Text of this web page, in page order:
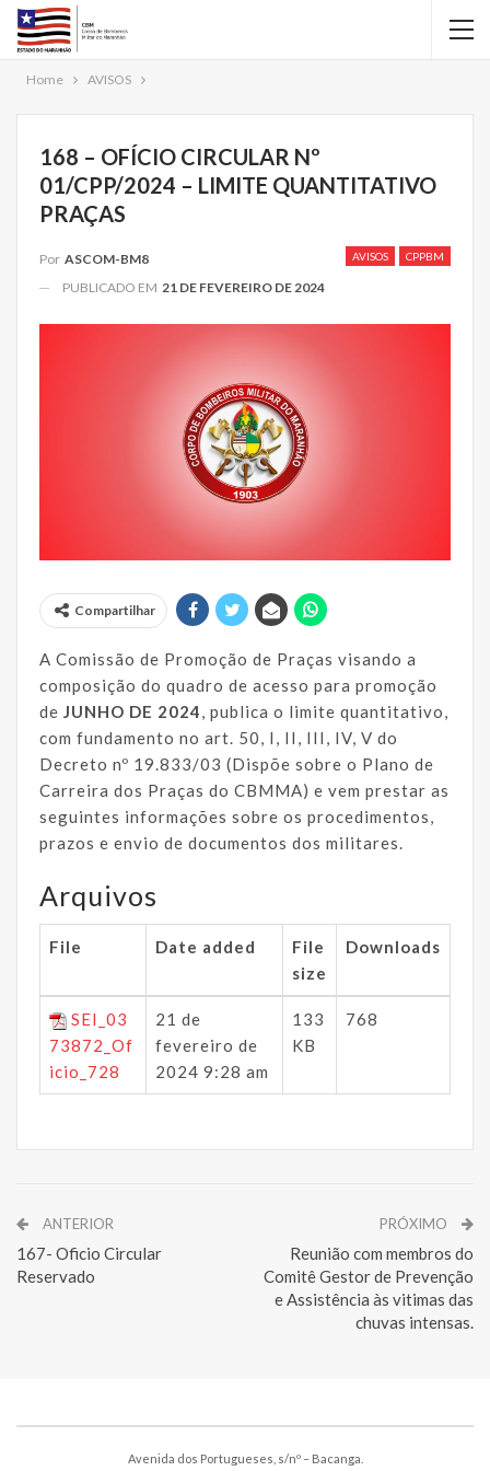
Home AVISOS
168 – OFÍCIO CIRCULAR Nº
01/CPP/2024 – LIMITE QUANTITATIVO
PRAÇAS
AVISOS CPPBM
Por ASCOM-BM8
PUBLICADO EM 21 DE FEVEREIRO DE 2024
Compartilhar
A Comissão de Promoção de Praças visando a
composição do quadro de acesso para promoção
de JUNHO DE 2024 , publica o limite quantitativo,
com fundamento no art. 50, I, II, III, IV, V do
Decreto nº 19.833/03 (Dispõe sobre o Plano de
Carreira dos Praças do CBMMA) e vem prestar as
seguintes informações sobre os procedimentos,
prazos e envio de documentos dos militares.
Arquivos
File Date added
File
size
Downloads
SEI_03
73872_Of
icio_728
21 de
fevereiro de
2024 9:28 am
133
KB
768
ANTERIOR
167- Oficio Circular
Reservado
PRÓXIMO
Reunião com membros do
Comitê Gestor de Prevenção
e Assistência às vitimas das
chuvas intensas.
Avenida dos Portugueses, s/nº – Bacanga.